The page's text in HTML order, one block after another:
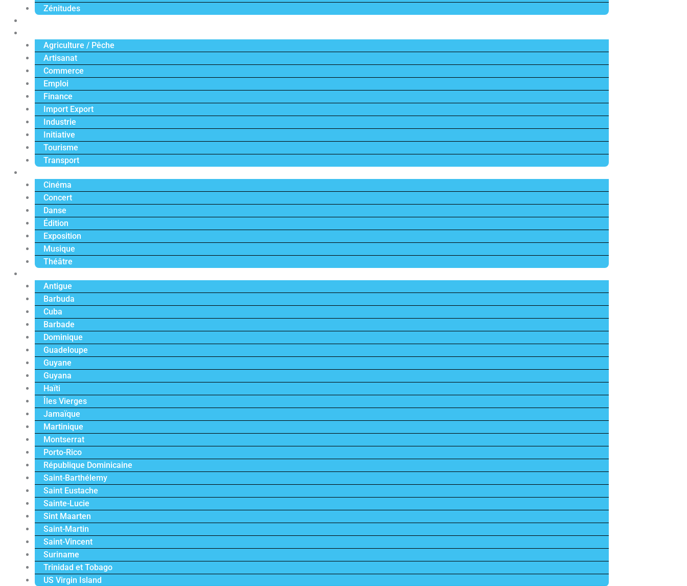
Zénitudes
Agriculture / Pêche
Artisanat
Commerce
Emploi
Finance
Import Export
Industrie
Initiative
Tourisme
Transport
Cinéma
Concert
Danse
Édition
Exposition
Musique
Théâtre
Antigue
Barbuda
Cuba
Barbade
Dominique
Guadeloupe
Guyane
Guyana
Haïti
Îles Vierges
Jamaïque
Martinique
Montserrat
Porto-Rico
République Dominicaine
Saint-Barthélemy
Saint Eustache
Sainte-Lucie
Sint Maarten
Saint-Martin
Saint-Vincent
Suriname
Trinidad et Tobago
US Virgin Island